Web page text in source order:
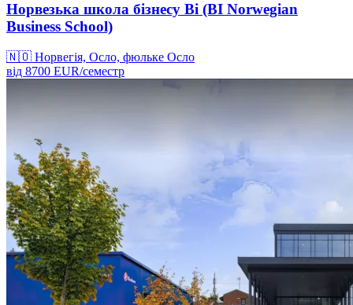
Норвезька школа бізнесу Bi (BI Norwegian
Business School)
🇳🇴 Норвегія, Осло, фюльке Осло
від 8700 EUR/семестр